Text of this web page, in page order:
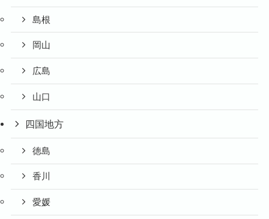
島根
岡山
広島
山口
四国地方
徳島
香川
愛媛